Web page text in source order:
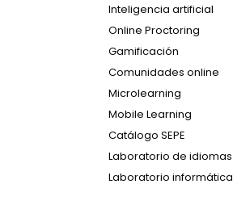
Inteligencia artificial
Online Proctoring
Gamificación
Comunidades online
Microlearning
Mobile Learning
Catálogo SEPE
Laboratorio de idiomas
Laboratorio informática